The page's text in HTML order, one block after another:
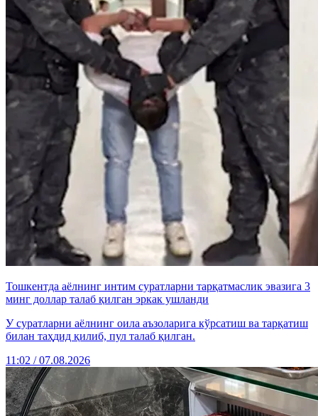
Тошкентда аёлнинг интим суратларни тарқатмаслик эвазига 3
минг доллар талаб қилган эркак ушланди
У суратларни аёлнинг оила аъзоларига кўрсатиш ва тарқатиш
билан таҳдид қилиб, пул талаб қилган.
11:02 / 07.08.2026